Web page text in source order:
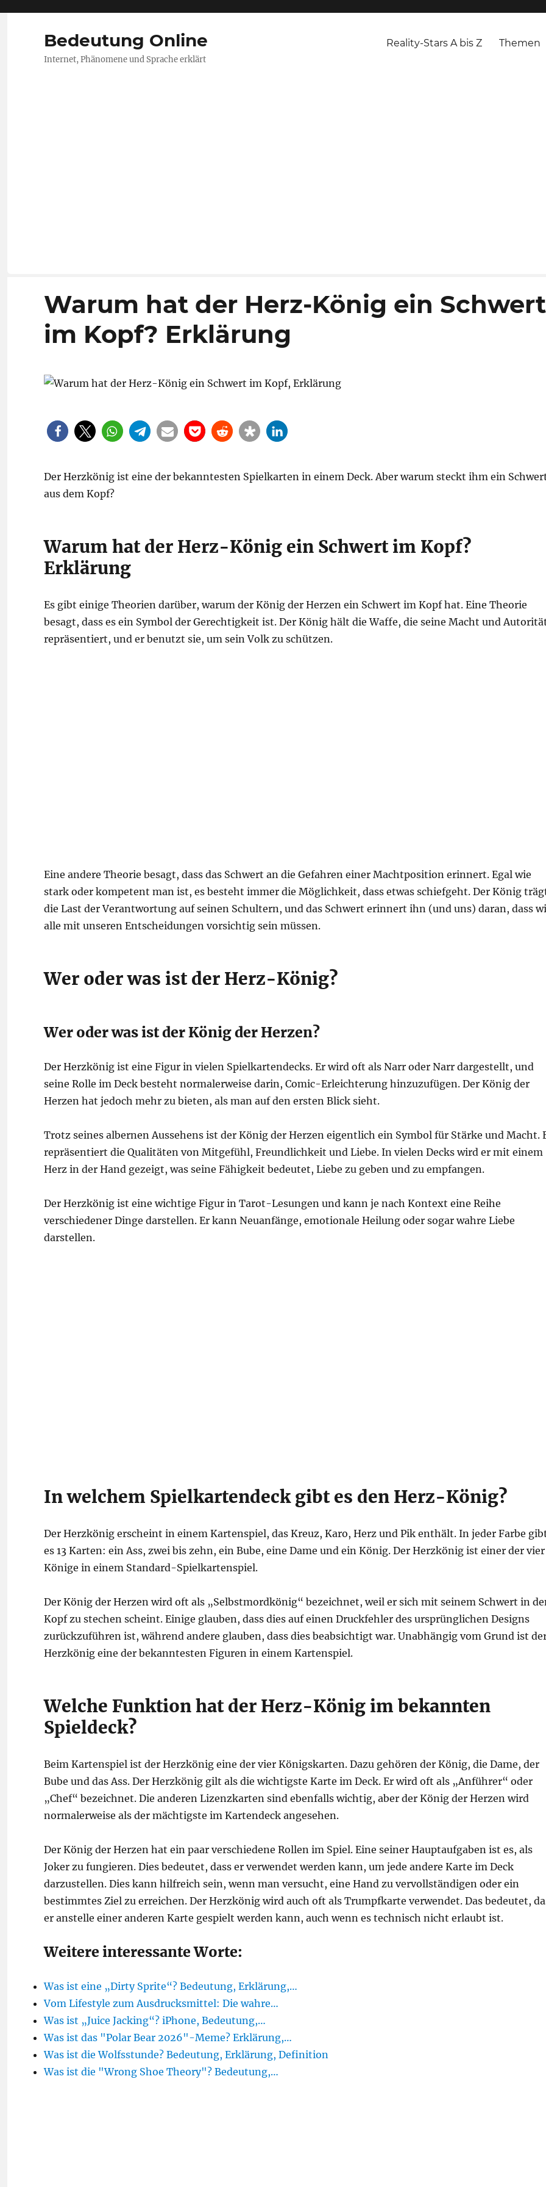
Bedeutung Online
Internet, Phänomene und Sprache erklärt
Reality-Stars A bis Z Themen
Warum hat der Herz-König ein Schwert
im Kopf? Erklärung
Der Herzkönig ist eine der bekanntesten Spielkarten in einem Deck. Aber warum steckt ihm ein
aus dem Kopf?
Warum hat der Herz-König ein Schwert im Kopf?
Erklärung
Es gibt einige Theorien darüber, warum der König der Herzen ein Schwert im Kopf hat. Eine Theorie
besagt, dass es ein Symbol der Gerechtigkeit ist. Der König hält die Waffe, die seine Macht und
repräsentiert, und er benutzt sie, um sein Volk zu schützen.
Eine andere Theorie besagt, dass das Schwert an die Gefahren einer Machtposition erinnert. Egal wie
stark oder kompetent man ist, es besteht immer die Möglichkeit, dass etwas schiefgeht. Der König
die Last der Verantwortung auf seinen Schultern, und das Schwert erinnert ihn (und uns) daran, dass
alle mit unseren Entscheidungen vorsichtig sein müssen.
Wer oder was ist der Herz-König?
Wer oder was ist der König der Herzen?
Der Herzkönig ist eine Figur in vielen Spielkartendecks. Er wird oft als Narr oder Narr dargestellt, und
seine Rolle im Deck besteht normalerweise darin, Comic-Erleichterung hinzuzufügen. Der König der
Herzen hat jedoch mehr zu bieten, als man auf den ersten Blick sieht.
Trotz seines albernen Aussehens ist der König der Herzen eigentlich ein Symbol für Stärke und Macht.
repräsentiert die Qualitäten von Mitgefühl, Freundlichkeit und Liebe. In vielen Decks wird er mit einem
Herz in der Hand gezeigt, was seine Fähigkeit bedeutet, Liebe zu geben und zu empfangen.
Der Herzkönig ist eine wichtige Figur in Tarot-Lesungen und kann je nach Kontext eine Reihe
verschiedener Dinge darstellen. Er kann Neuanfänge, emotionale Heilung oder sogar wahre Liebe
darstellen.
In welchem Spielkartendeck gibt es den Herz-König?
Der Herzkönig erscheint in einem Kartenspiel, das Kreuz, Karo, Herz und Pik enthält. In jeder Farbe
es 13 Karten: ein Ass, zwei bis zehn, ein Bube, eine Dame und ein König. Der Herzkönig ist einer der vier
Könige in einem Standard-Spielkartenspiel.
Der König der Herzen wird oft als „Selbstmordkönig“ bezeichnet, weil er sich mit seinem Schwert in
Kopf zu stechen scheint. Einige glauben, dass dies auf einen Druckfehler des ursprünglichen Designs
zurückzuführen ist, während andere glauben, dass dies beabsichtigt war. Unabhängig vom Grund ist
Herzkönig eine der bekanntesten Figuren in einem Kartenspiel.
Welche Funktion hat der Herz-König im bekannten
Spieldeck?
Beim Kartenspiel ist der Herzkönig eine der vier Königskarten. Dazu gehören der König, die Dame, der
Bube und das Ass. Der Herzkönig gilt als die wichtigste Karte im Deck. Er wird oft als „Anführer“ oder
„Chef“ bezeichnet. Die anderen Lizenzkarten sind ebenfalls wichtig, aber der König der Herzen wird
normalerweise als der mächtigste im Kartendeck angesehen.
Der König der Herzen hat ein paar verschiedene Rollen im Spiel. Eine seiner Hauptaufgaben ist es, als
Joker zu fungieren. Dies bedeutet, dass er verwendet werden kann, um jede andere Karte im Deck
darzustellen. Dies kann hilfreich sein, wenn man versucht, eine Hand zu vervollständigen oder ein
bestimmtes Ziel zu erreichen. Der Herzkönig wird auch oft als Trumpfkarte verwendet. Das bedeutet,
er anstelle einer anderen Karte gespielt werden kann, auch wenn es technisch nicht erlaubt ist.
Weitere interessante Worte:
Was ist eine „Dirty Sprite“? Bedeutung, Erklärung,…
Vom Lifestyle zum Ausdrucksmittel: Die wahre…
Was ist „Juice Jacking“? iPhone, Bedeutung,…
Was ist das "Polar Bear 2026"-Meme? Erklärung,…
Was ist die Wolfsstunde? Bedeutung, Erklärung, Definition
Was ist die "Wrong Shoe Theory"? Bedeutung,…